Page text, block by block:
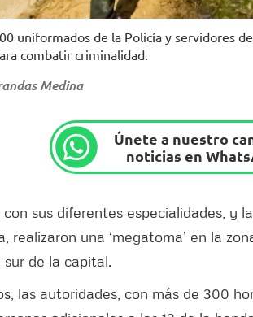
uniformados de la Policía y servidores
combatir criminalidad.
Medina
Únete a nuestro
noticias en
sus diferentes especialidades, y
realizaron una ‘megatoma’ en la
sur de la capital.
las autoridades, con más de 300